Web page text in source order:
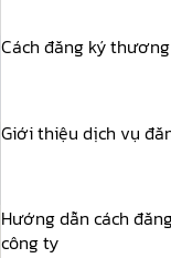
Cách đăng ký
Giới thiệu dịch vụ
Hướng dẫn cách
công ty